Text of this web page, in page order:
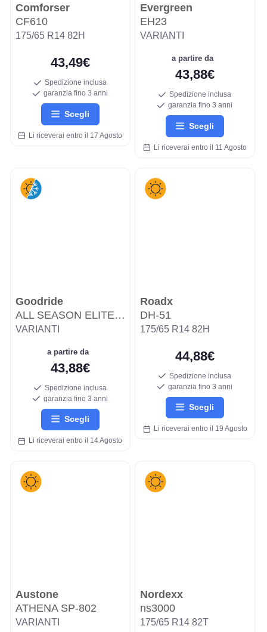
Comforser
CF610
175/65 R14 82H
43,49€
Spedizione inclusa
garanzia fino 3 anni
Scegli
Li riceverai entro il 17 Agosto
Evergreen
EH23
VARIANTI
a partire da
43,88€
Spedizione inclusa
garanzia fino 3 anni
Scegli
Li riceverai entro il 11 Agosto
Goodride
ALL SEASON ELITE Z-401
VARIANTI
a partire da
43,88€
Spedizione inclusa
garanzia fino 3 anni
Scegli
Li riceverai entro il 14 Agosto
Roadx
DH-51
175/65 R14 82H
44,88€
Spedizione inclusa
garanzia fino 3 anni
Scegli
Li riceverai entro il 19 Agosto
Austone
ATHENA SP-802
VARIANTI
Nordexx
ns3000
175/65 R14 82T